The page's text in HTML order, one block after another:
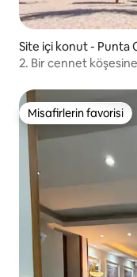
Site içi konut - Punta
2. Bir cennet köşesine
Misafirlerin favorisi
Misafirlerin favorisi